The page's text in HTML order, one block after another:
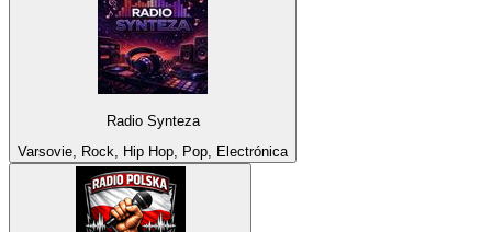
Radio Synteza
Varsovie, Rock, Hip Hop, Pop, Electrónica